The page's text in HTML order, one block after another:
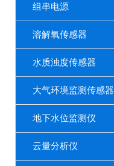
组串电源
溶解氧传感器
水质浊度传感器
大气环境监测传感器
地下水位监测仪
云量分析仪